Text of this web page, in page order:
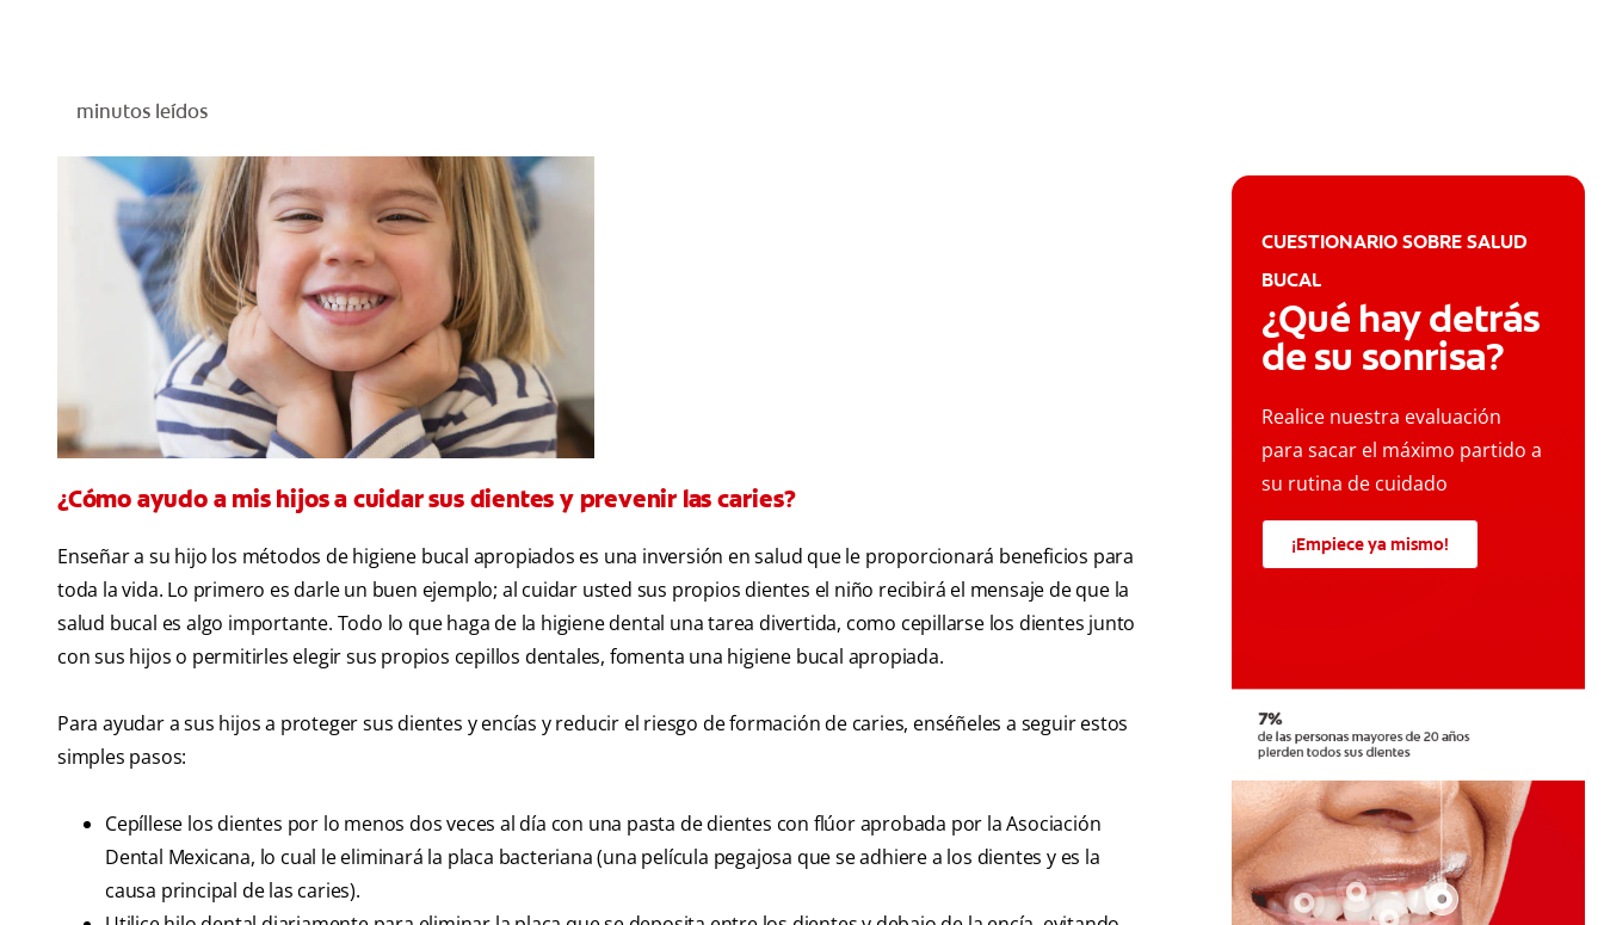
minutos leídos
¿Cómo ayudo a mis hijos a cuidar sus dientes y prevenir las caries?
Enseñar a su hijo los métodos de higiene bucal apropiados es una inversión en salud que le proporcionará beneficios para
toda la vida. Lo primero es darle un buen ejemplo; al cuidar usted sus propios dientes el niño recibirá el mensaje de que la
salud bucal es algo importante. Todo lo que haga de la higiene dental una tarea divertida, como cepillarse los dientes junto
con sus hijos o permitirles elegir sus propios cepillos dentales, fomenta una higiene bucal apropiada.
Para ayudar a sus hijos a proteger sus dientes y encías y reducir el riesgo de formación de caries, enséñeles a seguir estos
simples pasos:
Cepíllese los dientes por lo menos dos veces al día con una pasta de dientes con flúor aprobada por la Asociación
Dental Mexicana, lo cual le eliminará la placa bacteriana (una película pegajosa que se adhiere a los dientes y es la
causa principal de las caries).
CUESTIONARIO SOBRE SALUD
BUCAL
¿Qué hay detrás
de su sonrisa?
Realice nuestra evaluación
para sacar el máximo partido a
su rutina de cuidado
¡Empiece ya mismo!